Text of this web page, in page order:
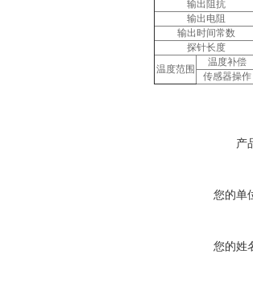
输出阻抗
输出电阻
输出时间常数
探针长度
温度范围
温度补偿
传感器操作
产
您的单
您的姓